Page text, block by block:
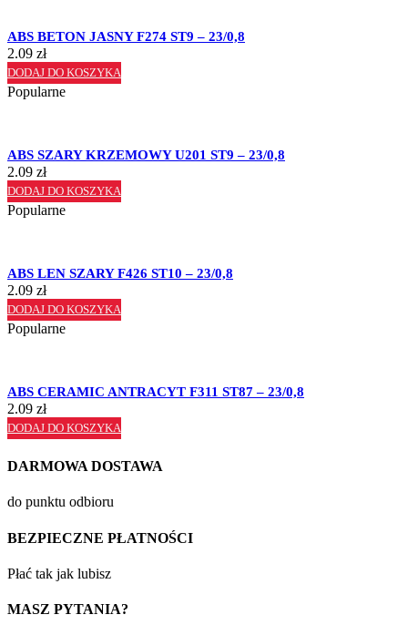
ABS BETON JASNY F274 ST9 – 23/0,8
2.09 zł
DODAJ DO KOSZYKA
Popularne
ABS SZARY KRZEMOWY U201 ST9 – 23/0,8
2.09 zł
DODAJ DO KOSZYKA
Popularne
ABS LEN SZARY F426 ST10 – 23/0,8
2.09 zł
DODAJ DO KOSZYKA
Popularne
ABS CERAMIC ANTRACYT F311 ST87 – 23/0,8
2.09 zł
DODAJ DO KOSZYKA
DARMOWA DOSTAWA
do punktu odbioru
BEZPIECZNE PŁATNOŚCI
Płać tak jak lubisz
MASZ PYTANIA?